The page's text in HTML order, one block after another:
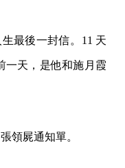
最後一封信。11 天
一天，是他和施月霞
領屍通知單。